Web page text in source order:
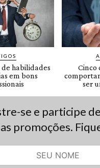
se e participe
promoções.